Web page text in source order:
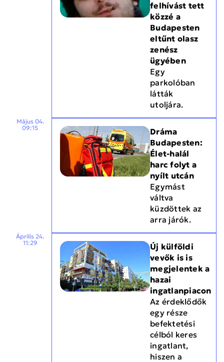
felhívást tett
közzé a
Budapesten
eltűnt olasz
zenész
ügyében
Egy
parkolóban
látták
utoljára.
Május 04.
09:15
Dráma
Budapesten:
Élet-halál
harc folyt a
nyílt utcán
Egymást
váltva
küzdöttek az
arra járók.
Április 24.
11:29
Új külföldi
vevők is is
megjelentek a
hazai
ingatlanpiacon
Az érdeklődők
egy része
befektetési
célból keres
ingatlant,
hiszen a